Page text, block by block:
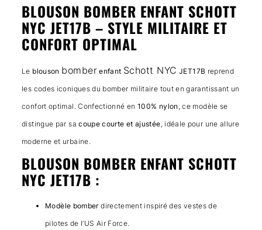
BLOUSON BOMBER ENFANT SCHOTT
NYC JET17B – STYLE MILITAIRE ET
CONFORT OPTIMAL
Le blouson bomber enfant Schott NYC JET17B reprend
les codes iconiques du bomber militaire tout en garantissant un
confort optimal. Confectionné en100% nylon, ce modèle se
distingue par sacoupe courte et ajustée, idéale pour une allure
moderne et urbaine.
BLOUSON BOMBER ENFANT SCHOTT
NYC JET17B :
Modèle bomberdirectement inspiré des vestes de
pilotes de l’US Air Force.